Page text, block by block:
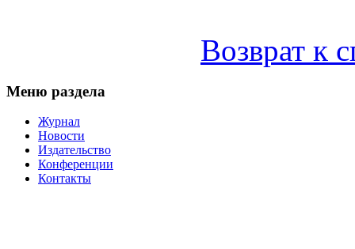
Возврат к
Меню раздела
Журнал
Новости
Издательство
Конференции
Контакты